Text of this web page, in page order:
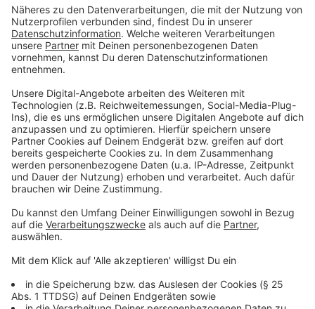
wurden - zusätzlich zur Verwarnung - wegen
schwerwiegender Verstöße abgeschleppt. Besonders
in schützenswerten Bereichen, auf Geh- und
Radwegen, auf Schulwegen und in Bewohnerparkzonen
wurden Parkverstöße geahndet. Deutlich
zugenommen hat die Zahl der Verstöße, die dem
Ordnungsamt von unbeteiligten Dritten gemeldet
wurden: Sie stieg von 7.000 auf knapp 9.300.
Falschparker mussten in Münster im Durchschnitt mit
einem Verwarnungsgeld von 26 Euro (im Vorjahr 28
Euro) rechnen.
Anzeige
Mehr Bußgeldverfahren nach Polizeianzeigen
Anzeige